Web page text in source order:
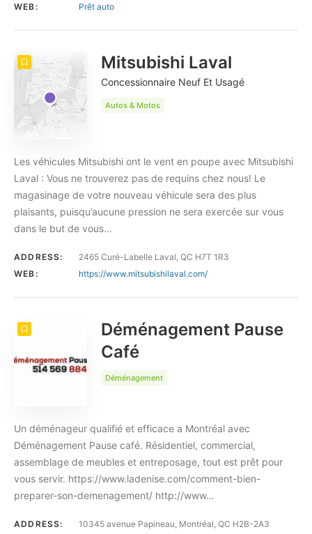
WEB:
Prêt auto
Mitsubishi Laval
Concessionnaire Neuf Et Usagé
Autos & Motos
Les véhicules Mitsubishi ont le vent en poupe avec Mitsubishi
Laval : Vous ne trouverez pas de requins chez nous! Le
magasinage de votre nouveau véhicule sera des plus
plaisants, puisqu’aucune pression ne sera exercée sur vous
dans le but de vous…
ADDRESS:
2465 Curé-Labelle Laval, QC H7T 1R3
WEB:
https://www.mitsubishilaval.com/
Déménagement Pause
Café
Déménagement
Un déménageur qualifié et efficace a Montréal avec
Déménagement Pause café. Résidentiel, commercial,
assemblage de meubles et entreposage, tout est prêt pour
vous servir. https://www.ladenise.com/comment-bien-
preparer-son-demenagement/ http://www…
ADDRESS:
10345 avenue Papineau, Montréal, QC H2B-2A3